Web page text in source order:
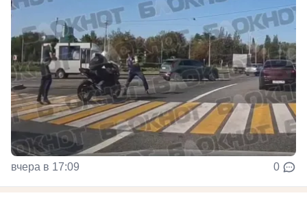
вчера в 17:09 0